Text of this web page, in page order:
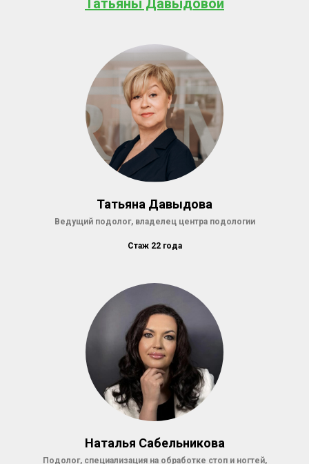
Татьяны Давыдовой
Татьяна Давыдова
Ведущий подолог, владелец центра подологии
Стаж 22 года
Наталья Сабельникова
Подолог, специализация на обработке стоп и ногтей,